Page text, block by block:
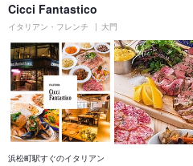
Cicci Fantastico
イタリアン・フレンチ 大門
浜松町駅すぐのイタリアン